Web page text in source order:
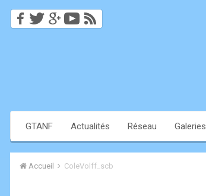
GTANF Actualités Réseau Galeries
Accueil ColeVolff_scb